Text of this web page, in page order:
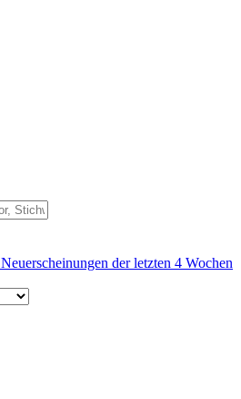
Neuerscheinungen der letzten 4 Wochen